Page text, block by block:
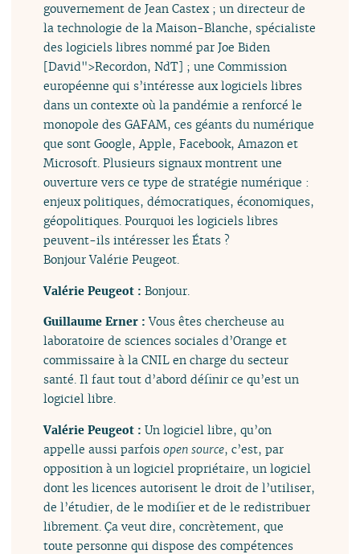
gouvernement de Jean Castex ; un directeur de
la technologie de la Maison-Blanche, spécialiste
des logiciels libres nommé par Joe Biden
[David">Recordon, NdT] ; une Commission
européenne qui s’intéresse aux logiciels libres
dans un contexte où la pandémie a renforcé le
monopole des GAFAM, ces géants du numérique
que sont Google, Apple, Facebook, Amazon et
Microsoft. Plusieurs signaux montrent une
ouverture vers ce type de stratégie numérique :
enjeux politiques, démocratiques, économiques,
géopolitiques. Pourquoi les logiciels libres
peuvent-ils intéresser les États ?
Bonjour Valérie Peugeot.
Valérie Peugeot :Bonjour.
Guillaume Erner :Vous êtes chercheuse au
laboratoire de sciences sociales d’Orange et
commissaire à la CNIL en charge du secteur
santé. Il faut tout d’abord définir ce qu’est un
logiciel libre.
Valérie Peugeot :Un logiciel libre, qu’on
appelle aussi parfoisopen source, c’est, par
opposition à un logiciel propriétaire, un logiciel
dont les licences autorisent le droit de l’utiliser,
de l’étudier, de le modifier et de le redistribuer
librement. Ça veut dire, concrètement, que
toute personne qui dispose des compétences